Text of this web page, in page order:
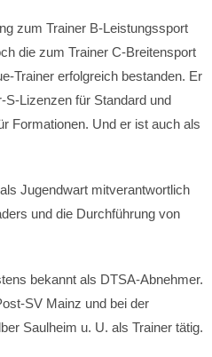
zum Trainer B-Leistungssport
die zum Trainer C-Breitensport
Trainer erfolgreich bestanden. Er
S-Lizenzen für Standard und
Formationen. Und er ist auch als
Jugendwart mitverantwortlich
und die Durchführung von
bekannt als DTSA-Abnehmer.
SV Mainz und bei der
Saulheim u. U. als Trainer tätig.